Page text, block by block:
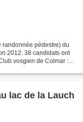
randonnée pédestre) du
2012. 38 candidats ont
vosgien de Colmar :
lac de la Lauch